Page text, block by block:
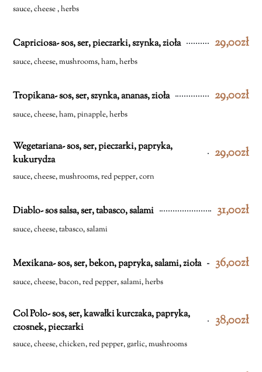
sauce, cheese , herbs
Capriciosa- sos, ser, pieczarki, szynka, zioła 29,00zł
sauce, cheese, mushrooms, ham, herbs
Tropikana- sos, ser, szynka, ananas, zioła 29,00zł
sauce, cheese, ham, pinapple, herbs
Wegetariana- sos, ser, pieczarki, papryka,
kukurydza
29,00zł
sauce, cheese, mushrooms, red pepper, corn
Diablo- sos salsa, ser, tabasco, salami 31,00zł
sauce, cheese, tabasco, salami
Mexikana- sos, ser, bekon, papryka, salami, zioła 36,00zł
sauce, cheese, bacon, red pepper, salami, herbs
Col Polo- sos, ser, kawałki kurczaka, papryka,
czosnek, pieczarki
38,00zł
sauce, cheese, chicken, red pepper, garlic, mushrooms